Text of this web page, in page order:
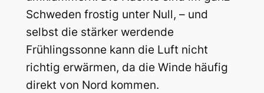
Schweden frostig unter Null, – und
selbst die stärker werdende
Frühlingssonne kann die Luft nicht
richtig erwärmen, da die Winde häufig
direkt von Nord kommen.